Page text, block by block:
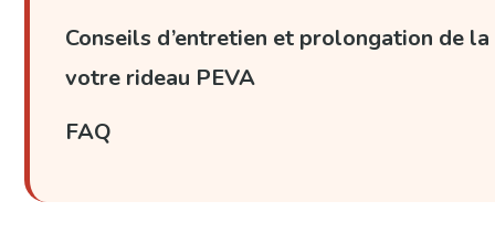
Conseils d’entretien et prolongation de
votre rideau PEVA
FAQ